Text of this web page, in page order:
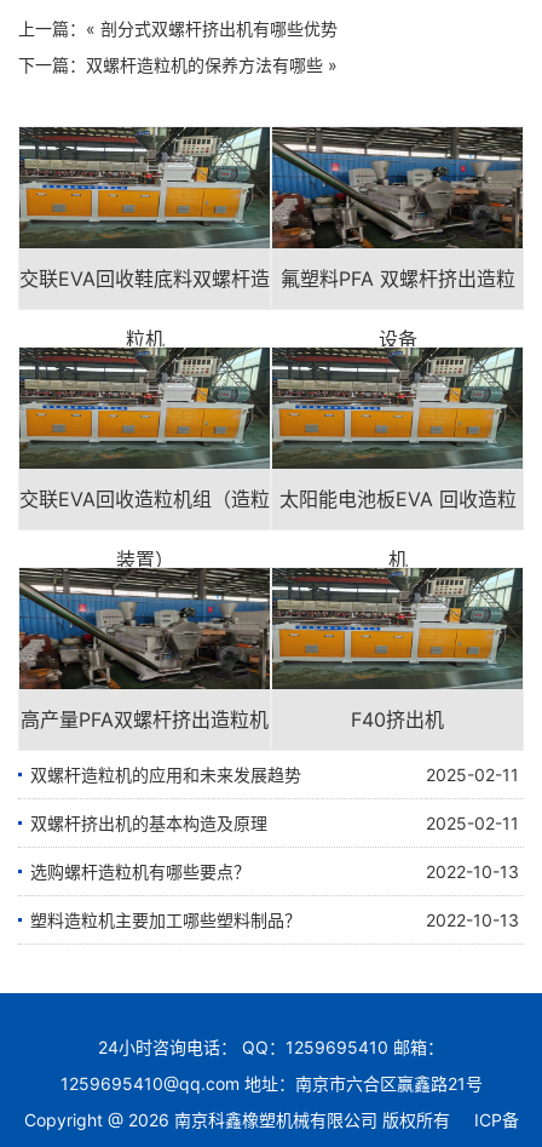
上一篇：« 剖分式双螺杆挤出机有哪些优势
下一篇： 双螺杆造粒机的保养方法有哪些 »
交联EVA回收鞋底料双螺杆造
粒机
氟塑料PFA 双螺杆挤出造粒
设备
交联EVA回收造粒机组（造粒
装置）
太阳能电池板EVA 回收造粒
机
高产量PFA双螺杆挤出造粒机 F40挤出机
双螺杆造粒机的应用和未来发展趋势 2025-02-11
双螺杆挤出机的基本构造及原理 2025-02-11
选购螺杆造粒机有哪些要点？ 2022-10-13
塑料造粒机主要加工哪些塑料制品？ 2022-10-13
24小时咨询电话： QQ：1259695410 邮箱：
1259695410@qq.com 地址：南京市六合区赢鑫路21号
Copyright @ 2026 南京科鑫橡塑机械有限公司 版权所有 ICP备